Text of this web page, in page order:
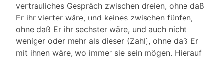
vertrauliches Gespräch zwischen dreien, ohne daß
Er ihr vierter wäre, und keines zwischen fünfen,
ohne daß Er ihr sechster wäre, und auch nicht
weniger oder mehr als dieser (Zahl), ohne daß Er
mit ihnen wäre, wo immer sie sein mögen. Hierauf